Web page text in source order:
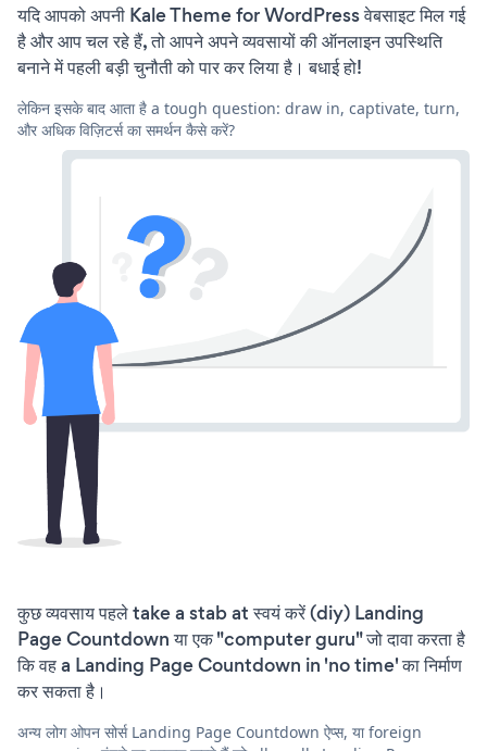
यदि आपको अपनी Kale Theme for WordPress वेबसाइट मिल गई
है और आप चल रहे हैं, तो आपने अपने व्यवसायों की ऑनलाइन उपस्थिति
बनाने में पहली बड़ी चुनौती को पार कर लिया है। बधाई हो!
लेकिन इसके बाद आता है a tough question: draw in, captivate, turn,
और अधिक विज़िटर्स का समर्थन कैसे करें?
कुछ व्यवसाय पहले take a stab at स्वयं करें (diy) Landing
Page Countdown या एक "computer guru" जो दावा करता है
कि वह a Landing Page Countdown in 'no time' का निर्माण
कर सकता है।
अन्य लोग ओपन सोर्स Landing Page Countdown ऐप्स, या foreign